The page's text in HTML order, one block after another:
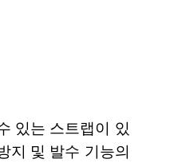
있는 스트랩이 있
지 및 발수 기능의